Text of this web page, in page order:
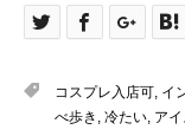
コスプレ入店可 イ
べ歩き 冷たい ア